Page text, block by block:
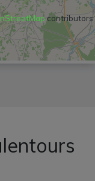
contributors